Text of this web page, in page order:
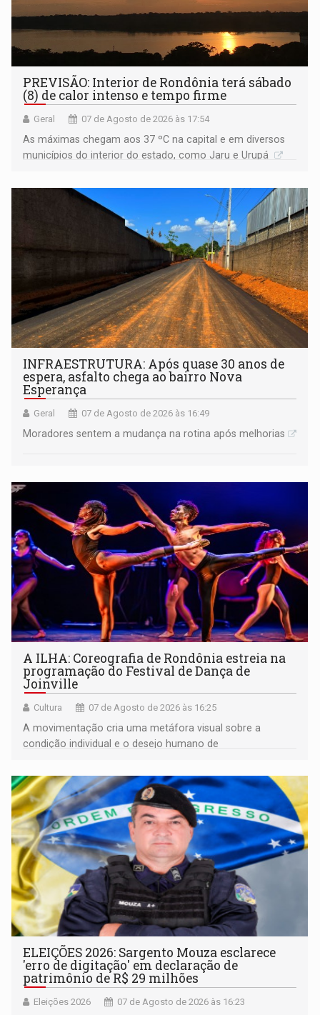
PREVISÃO: Interior de Rondônia terá sábado
(8) de calor intenso e tempo firme
Geral 07 de Agosto de 2026 às 17:54
As máximas chegam aos 37 ºC na capital e em diversos
municípios do interior do estado, como Jaru e Urupá
INFRAESTRUTURA: Após quase 30 anos de
espera, asfalto chega ao bairro Nova
Esperança
Geral 07 de Agosto de 2026 às 16:49
Moradores sentem a mudança na rotina após melhorias
A ILHA: Coreografia de Rondônia estreia na
programação do Festival de Dança de
Joinville
Cultura 07 de Agosto de 2026 às 16:25
A movimentação cria uma metáfora visual sobre a
condição individual e o desejo humano de
ELEIÇÕES 2026: Sargento Mouza esclarece
'erro de digitação' em declaração de
patrimônio de R$ 29 milhões
Eleições 2026 07 de Agosto de 2026 às 16:23